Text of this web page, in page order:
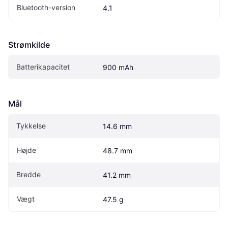
Bluetooth-version 4.1
Strømkilde
Batterikapacitet 900 mAh
Mål
Tykkelse 14.6 mm
Højde 48.7 mm
Bredde 41.2 mm
Vægt 47.5 g